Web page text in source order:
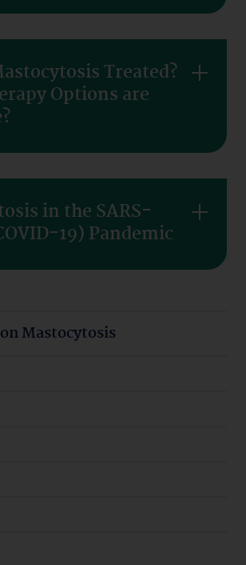
Treated?
Options are
in the SARS-
19) Pandemic
Mastocytosis